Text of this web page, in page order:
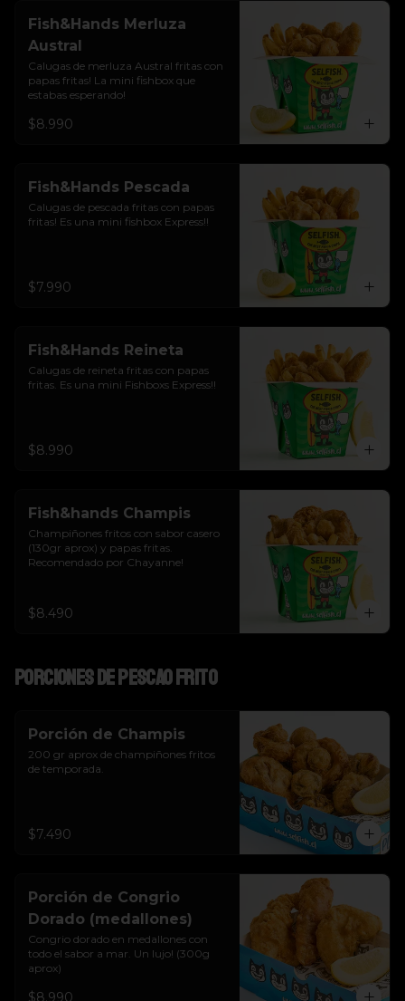
Fish&Hands Merluza
Austral
Calugas de merluza Austral fritas con
papas fritas! La mini fishbox que
estabas esperando!
$8.990
Fish&Hands Pescada
Calugas de pescada fritas con papas
fritas! Es una mini fishbox Express!!
$7.990
Fish&Hands Reineta
Calugas de reineta fritas con papas
fritas. Es una mini Fishboxs Express!!
$8.990
Fish&hands Champis
Champiñones fritos con sabor casero
(130gr aprox) y papas fritas.
Recomendado por Chayanne!
$8.490
Porciones de pescao frito
Porción de Champis
200 gr aprox de champiñones fritos
de temporada.
$7.490
Porción de Congrio
Dorado (medallones)
Congrio dorado en medallones con
todo el sabor a mar. Un lujo! (300g
aprox)
$8.990